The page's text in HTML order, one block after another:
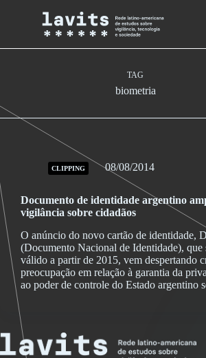
TAG
biometria
CLIPPING 08/08/2014
Documento de identidade argentino
vigilância sobre cidadãos
O anúncio do novo cartão de identidade,
(Documento Nacional de Identidade), que
válido a partir de 2015, vem despertando
preocupação em relação à garantia da
ao poder de controle do Estado argentino